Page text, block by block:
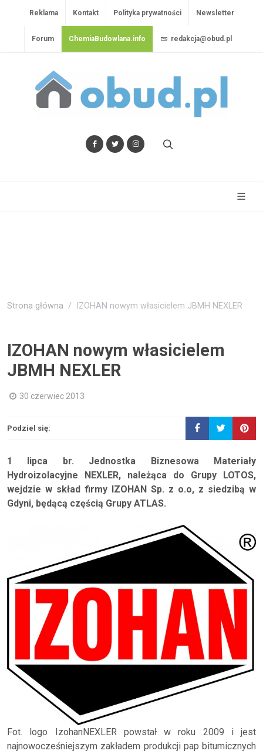
Reklama Kontakt Polityka prywatności Newsletter
Forum ChemiaBudowlana.info redakcja@obud.pl
Strona główna IZOHAN nowym własicielem JBMH NEXLER
IZOHAN nowym własicielem
JBMH NEXLER
30 czerwiec 2013
Podziel się:
1 lipca br. Jednostka Biznesowa Materiały
Hydroizolacyjne NEXLER, należąca do Grupy LOTOS,
wejdzie w skład firmy IZOHAN Sp. z o.o, z siedzibą w
Gdyni, będącą częścią Grupy ATLAS.
Fot. logo IzohanNEXLER powstał w roku 2009 i jest
najnowocześniejszym zakładem produkcji pap bitumicznych